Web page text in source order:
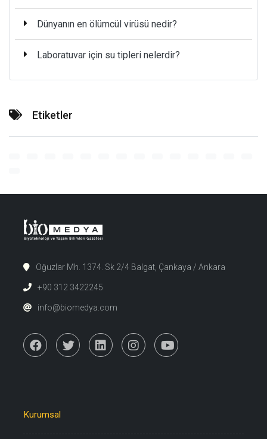
Dünyanın en ölümcül virüsü nedir?
Laboratuvar için su tipleri nelerdir?
Etiketler
Oğuzlar Mh. 1374. Sk 2/4 Balgat, Çankaya / Ankara
+90 312 3422245
info@biomedya.com
Kurumsal